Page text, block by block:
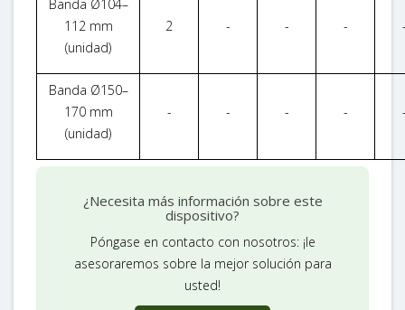
Banda Ø104–
112 mm
(unidad)
2 - - -
Banda Ø150–
170 mm
(unidad)
- - - -
¿Necesita más información sobre este
dispositivo?
Póngase en contacto con nosotros: ¡le
asesoraremos sobre la mejor solución para
usted!